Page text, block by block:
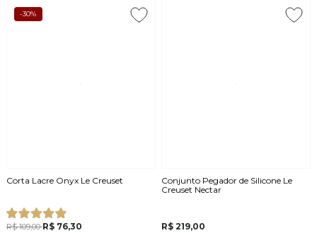
-30%
Corta Lacre Onyx Le Creuset
R$ 109,00R$ 76,30
Conjunto Pegador de Silicone Le
Creuset Nectar
R$ 219,00